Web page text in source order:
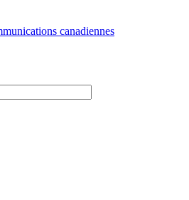
canadiennes